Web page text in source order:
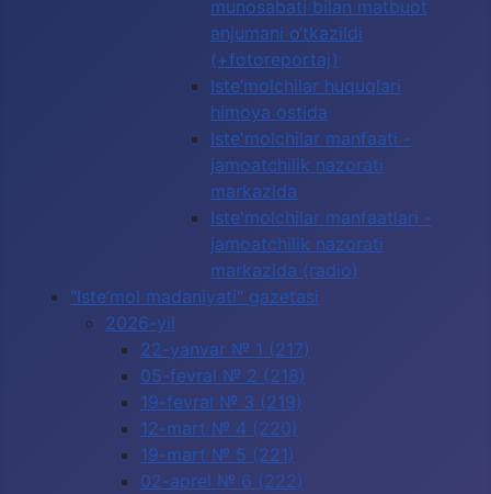
munosabati bilan matbuot
anjumani o‘tkazildi
(+fotoreportaj)
Iste’molchilar huquqlari
himoya ostida
Iste'molchilar manfaati -
jamoatchilik nazorati
markazida
Iste'molchilar manfaatlari -
jamoatchilik nazorati
markazida (radio)
"Iste’mol madaniyati" gazetasi
2026-yil
22-yanvar № 1 (217)
05-fevral № 2 (218)
19-fevral № 3 (219)
12-mart № 4 (220)
19-mart № 5 (221)
02-aprel № 6 (222)